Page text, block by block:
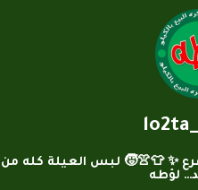
من أول فرع لحكاية وصلت لـ19 فرع ✨ 👕👚🧒 لبس العيلة كله من
لؤطه